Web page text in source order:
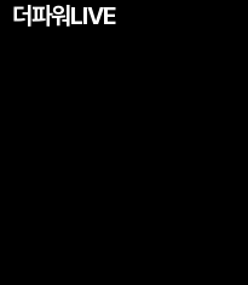
더파워LIVE